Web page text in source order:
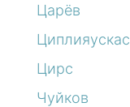
Царёв
Циплияускас
Цирс
Чуйков